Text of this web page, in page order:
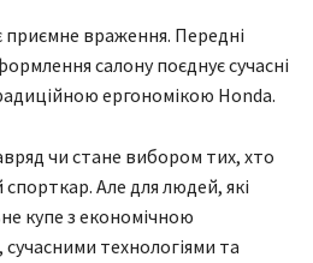
приємне враження. Передні
салону поєднує сучасні
ергономікою Honda.
чи стане вибором тих, хто
Але для людей, які
купе з економічною
технологіями та